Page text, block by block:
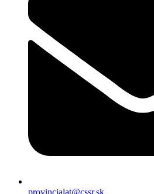
provincialat@cssr.sk